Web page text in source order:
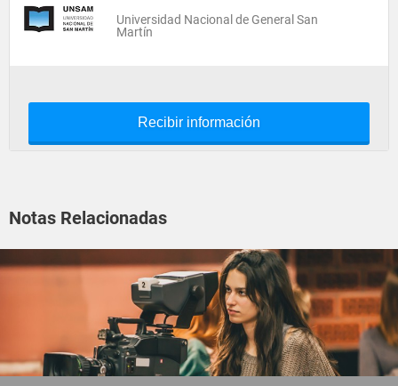
Universidad Nacional de General San
Martín
Recibir información
Notas Relacionadas